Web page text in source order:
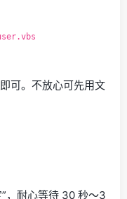
可。不放心可先用文
，耐心等待 30 秒～3